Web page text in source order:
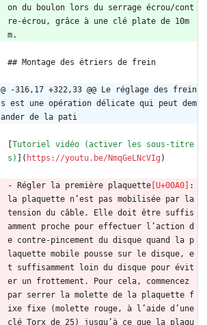
on du boulon lors du serrage écrou/cont
re-écrou, grâce à une clé plate de 10m
m.
## Montage des étriers de frein
@ -316,17 +322,33 @@ Le réglage des frein
s est une opération délicate qui peut dem
ander de la pati
Tutoriel vidéo (activer les sous-titre
s)
]( https://youtu.be/NmqGeLNcVIg )
- Régler la première plaquette
:
la plaquette n’est pas mobilisée par la
tension du câble. Elle doit être suffis
amment proche pour effectuer l’action d
e contre-pincement du disque quand la p
laquette mobile pousse sur le disque, e
t suffisamment loin du disque pour évit
er un frottement. Pour cela, commencez
par serrer la molette de la plaquette f
ixe fixe (molette rouge, à l’aide d’une
clé Torx de 25) jusqu’à ce que la plaqu